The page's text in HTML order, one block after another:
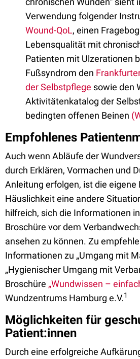
Verwendung folgender
Wound-QoL, einen
Lebensqualität mit
Patienten mit Ulzerationen
Fußsyndrom den
der Selbstpflege sowie den
Aktivitätenkatalog der
bedingten offenen Beinen
Empfohlenes
Auch wenn Abläufe der
durch Erklären, Vormachen und
Anleitung erfolgen, ist die eigene
Häuslichkeit eine andere
hilfreich, sich die Informationen
Broschüre vor dem
ansehen zu können. Zu
Informationen zu „Umgang mit
„Hygienischer Umgang mit
Broschüre „Wundwissen –
Wundzentrums Hamburg e.V.1
Möglichkeiten für
Patient:innen
Durch eine erfolgreiche